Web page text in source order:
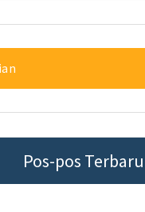
Pos-pos Terbaru